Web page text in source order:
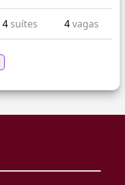
4 suítes 4vagas